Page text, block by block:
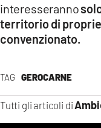
TAG GEROCARNE
Tutti gli articoli di
interesseranno
territorio di
convenzionato.